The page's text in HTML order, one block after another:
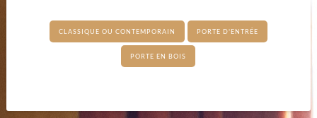
CLASSIQUE OU CONTEMPORAIN PORTE D'ENTRÉE
PORTE EN BOIS